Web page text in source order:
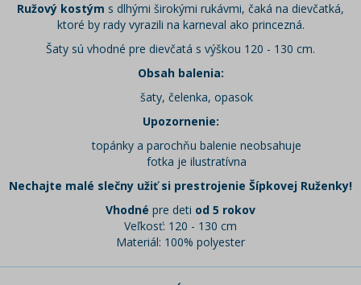
Ružový kostým s dlhými širokými rukávmi, čaká na dievčatká,
ktoré by rady vyrazili na karneval ako princezná.
Šaty sú vhodné pre dievčatá s výškou 120 - 130 cm.
Obsah balenia:
šaty, čelenka, opasok
Upozornenie:
topánky a parochňu balenie neobsahuje
fotka je ilustratívna
Nechajte malé slečny užiť si prestrojenie Šípkovej Ruženky!
Vhodné pre deti od 5 rokov
Veľkosť: 120 - 130 cm
Materiál: 100% polyester